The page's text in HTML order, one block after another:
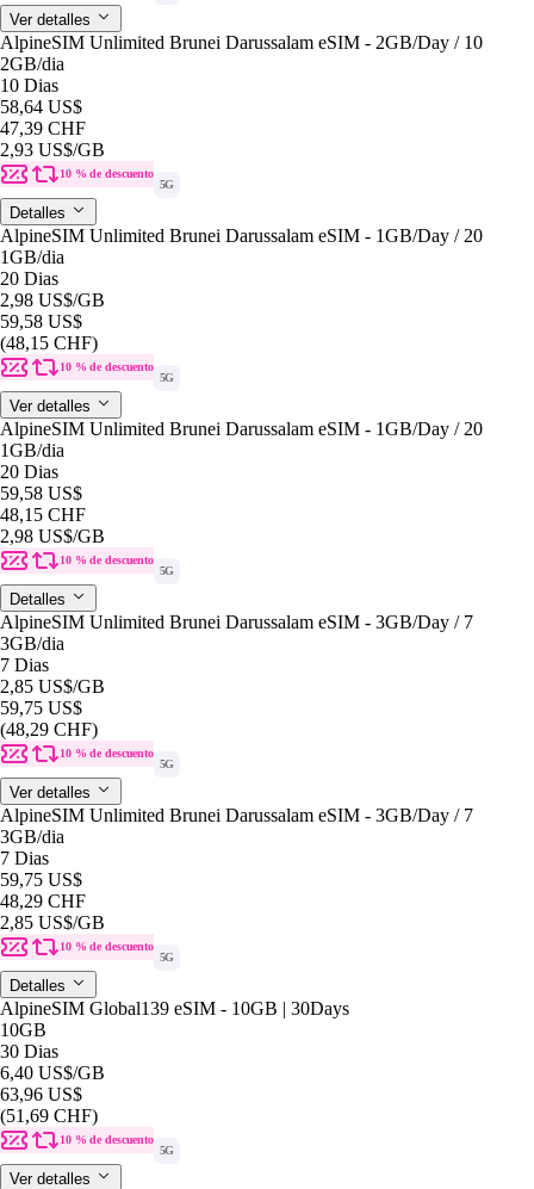
Ver detalles
AlpineSIM Unlimited Brunei Darussalam eSIM - 2GB/Day / 10
2GB/dia
10 Dias
58,64 US$
47,39 CHF
2,93 US$/GB
10 % de descuento
5G
Detalles
AlpineSIM Unlimited Brunei Darussalam eSIM - 1GB/Day / 20
1GB/dia
20 Dias
2,98 US$/GB
59,58 US$
(48,15 CHF)
10 % de descuento
5G
Ver detalles
AlpineSIM Unlimited Brunei Darussalam eSIM - 1GB/Day / 20
1GB/dia
20 Dias
59,58 US$
48,15 CHF
2,98 US$/GB
10 % de descuento
5G
Detalles
AlpineSIM Unlimited Brunei Darussalam eSIM - 3GB/Day / 7
3GB/dia
7 Dias
2,85 US$/GB
59,75 US$
(48,29 CHF)
10 % de descuento
5G
Ver detalles
AlpineSIM Unlimited Brunei Darussalam eSIM - 3GB/Day / 7
3GB/dia
7 Dias
59,75 US$
48,29 CHF
2,85 US$/GB
10 % de descuento
5G
Detalles
AlpineSIM Global139 eSIM - 10GB | 30Days
10GB
30 Dias
6,40 US$/GB
63,96 US$
(51,69 CHF)
10 % de descuento
5G
Ver detalles